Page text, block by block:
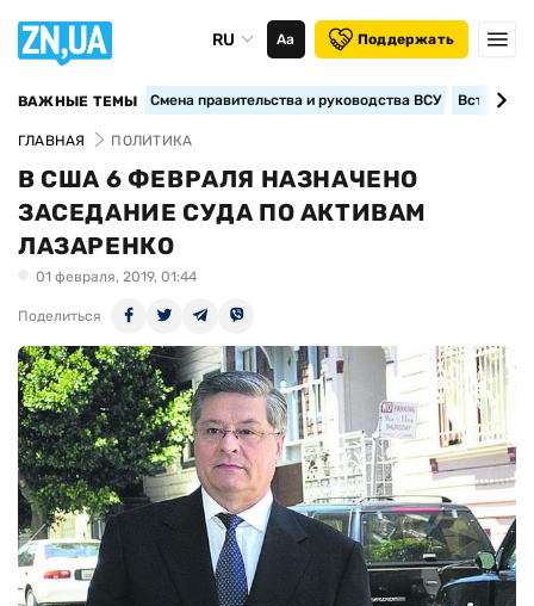
RU Аа Поддержать
ВАЖНЫЕ ТЕМЫ Смена правительства и руководства ВСУ
ГЛАВНАЯ ПОЛИТИКА
В США 6 ФЕВРАЛЯ НАЗНАЧЕНО
ЗАСЕДАНИЕ СУДА ПО АКТИВАМ
ЛАЗАРЕНКО
01 февраля, 2019, 01:44
Поделиться